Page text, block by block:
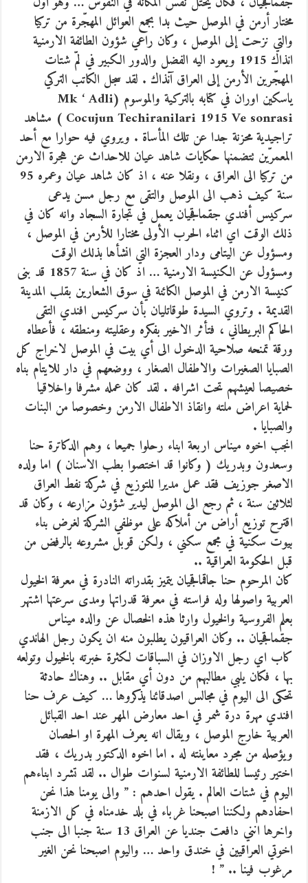
مختار أرمن في الموصل حيث بدا بجمع العوائل المهجّرة من تركيا
والتي نزحت إلى الموصل ، وكان راعي شؤون الطائفة الارمنية
انذاك 1915 ويعود اليه الفضل والدور الكبير في لمّ شتات
المهجّرين الأرمن إلى العراق آنذاك . لقد سجل الكاتب التركي
ياسكين اوران في كتابه بالتركية والموسوم (Mk ‘ Adli
Cocujun Techiranilari 1915 Ve sonrasi ) مشاهد
تراجيدية محزنة جدا عن تلك المأساة . ويروي فيه حوارا مع أحد
المعمرّين تتضمنها حكايات شاهد عيان للاحداث عن هجرة الارمن
من تركيا الى العراق ، ونقلا عنه ، اذ كان شاهد عيان وعمره 95
سنة كيف ذهب الى الموصل والتقى مع رجل مسن يدعى
سركيس أفندي جقماقجيان يعمل في تجارة السجاد وانه كان في
ذلك الوقت اي اثناء الحرب الأولى مختارا للأرمن في الموصل ،
ومسؤول عن اليتامى ودار العجزة التي انشأها بذلك الوقت
ومسؤول عن الكنيسة الارمنية … اذ كان في سنة 1857 قد بنى
كنيسة الارمن في الموصل الكائنة في سوق الشعارين بقلب المدينة
القديمة . وتروي السيدة طوقاتليان بأن سركيس افندي التقى
الحاكم البريطاني ، فتأثر الاخير بفكره وعقليته ومنطقه ، فأعطاه
ورقة تمنحه صلاحية الدخول الى أي بيت في الموصل لاخراج كل
الصبايا الصغيرات والاطفال الصغار ، ووضعهم في دار للايتام بناه
خصيصا لعيشهم تحت اشرافه . لقد كان عمله مشرفا واخلاقيا
لحماية اعراض ملته وانقاذ الاطفال الارمن وخصوصا من البنات
والصبايا .
انجب اخوه ميناس اربعة ابناء رحلوا جميعا ، وهم الدكاترة حنا
وسعدون وبدريك ( وكانوا قد اختصوا بطب الاسنان ) اما ولده
الاصغر جوزيف فقد عمل مديرا للتوزيع في شركة نفط العراق
لثلاثين سنة ، ثم رجع الى الموصل ليدير شؤون مزارعه ، وكان قد
اقترح توزيع أراض من أملاكه على موظفي الشركة لغرض بناء
بيوت سكنية في مجمع سكني ، ولكن قوبل مشروعه بالرفض من
قبل الحكومة العراقية ..
كان المرحوم حنا جاقماقجيان يتميز بقدراته النادرة في معرفة الخيول
العربية واصولها وله فراسته في معرفة قدراتها ومدى سرعتها اشتهر
بعلم الفروسية والخيول وارثا هذه الخصال عن والده ميناس
جقماقجيان .. وكان العراقيون يطلبون منه ان يكون رجل الهاندي
كاب اي رجل الاوزان في السباقات لكثرة خبرته بالخيول وتولعه
بها ، فكان يلبي مطالبهم من دون أي مقابل .. وهناك حادثة
تحكى الى اليوم في مجالس اصدقائنا يذكروها … كيف عرف حنا
افندي مهرة درة شمر في احد معارض المهر عند احد القبائل
العربية خارج الموصل ، ويقال انه يعرف المهرة او الحصان
ويؤصله من مجرد معاينته له . اما اخوه الدكتور بدريك ، فقد
اختير رئيسا للطائفة الارمنية لسنوات طوال .. لقد تشرد ابناءهم
اليوم في شتات العالم . يقول احدهم : ” والى يومنا هذا نحن
احفادهم ولكننا اصبحنا غرباء في بلد خدمناه في كل الازمنة
واخرها انني دافعت جنديا عن العراق 13 سنة جنبا الى جنب
اخوتي العراقيين في خندق واحد … واليوم اصبحنا نحن الغير
مرغوب فينا .. ” !